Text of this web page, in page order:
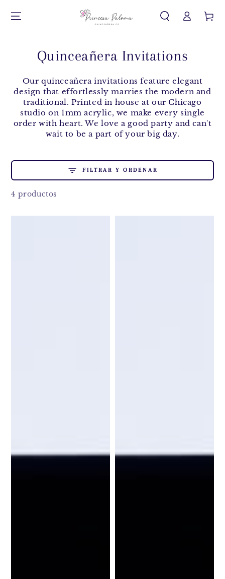
sesión
Carrito
Quinceañera Invitations
Our quinceañera invitations feature elegant
design that effortlessly marries the modern and
traditional. Printed in house at our Chicago
studio on 1mm acrylic, we make every single
order with heart. We love a good party and can't
wait to be a part of your big day.
FILTRAR Y ORDENAR
4 productos